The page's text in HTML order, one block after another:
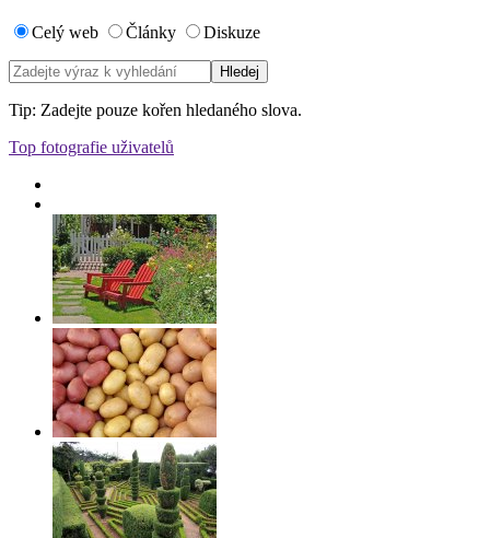
Celý web Články Diskuze
Tip: Zadejte pouze kořen hledaného slova.
Top fotografie uživatelů